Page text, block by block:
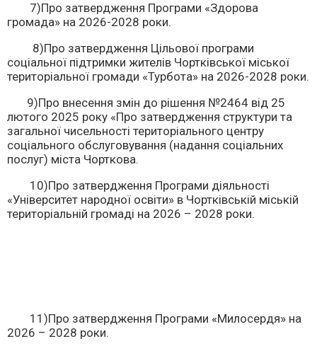
7)Про затвердження Програми «Здорова
громада» на 2026-2028 роки.
8)Про затвердження Цільової програми
соціальної підтримки жителів Чортківської міської
територіальної громади «Турбота» на 2026-2028 роки.
9)Про внесення змін до рішення №2464 від 25
лютого 2025 року «Про затвердження структури та
загальної чисельності територіального центру
соціального обслуговування (надання соціальних
послуг) міста Чорткова.
10)Про затвердження Програми діяльності
«Університет народної освіти» в Чортківській міській
територіальній громаді на 2026 – 2028 роки.
11)Про затвердження Програми «Милосердя» на
2026 – 2028 роки.